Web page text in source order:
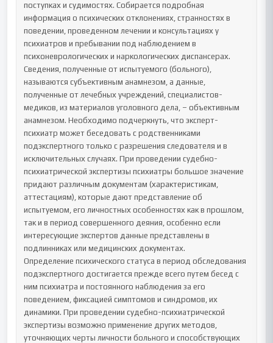
поступках и судимостях. Собирается подробная
информация о психических отклонениях, странностях в
поведении, проведенном лечении и консультациях у
психиатров и пребывании под наблюдением в
психоневрологических и наркологических диспансерах.
Сведения, полученные от испытуемого (больного),
называются субъективным анамнезом, а данные,
полученные от лечебных учреждений, специалистов-
медиков, из материалов уголовного дела, – объективным
анамнезом. Необходимо подчеркнуть, что эксперт-
психиатр может беседовать с родственниками
подэкспертного только с разрешения следователя и в
исключительных случаях. При проведении судебно-
психиатрической экспертизы психиатры большое значение
придают различным документам (характеристикам,
аттестациям), которые дают представление об
испытуемом, его личностных особенностях как в прошлом,
так и в период совершенного деяния, особенно если
интересующие экспертов данные представлены в
подлинниках или медицинских документах.
Определение психического статуса в период обследования
подэкспертного достигается прежде всего путем бесед с
ним психиатра и постоянного наблюдения за его
поведением, фиксацией симптомов и синдромов, их
динамики. При проведении судебно-психиатрической
экспертизы возможно применение других методов,
уточняющих черты личности больного и способствующих